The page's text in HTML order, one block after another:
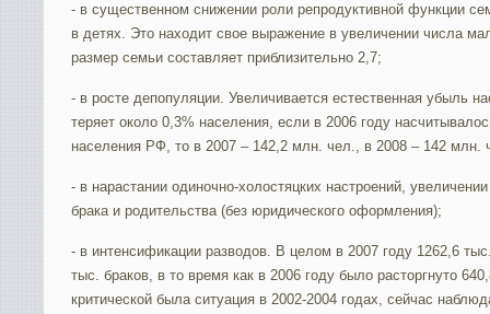
- в существенном снижении роли репродуктивной функции
в детях. Это находит свое выражение в увеличении числа
размер семьи составляет приблизительно 2,7;
- в росте депопуляции. Увеличивается естественная убыль
теряет около 0,3% населения, если в 2006 году
населения РФ, то в 2007 – 142,2 млн. чел., в 2008 – 142 млн.
- в нарастании одиночно-холостяцких настроений,
брака и родительства (без юридического оформления);
- в интенсификации разводов. В целом в 2007 году 1262,6
тыс. браков, в то время как в 2006 году было расторгнуто
критической была ситуация в 2002-2004 годах, сейчас